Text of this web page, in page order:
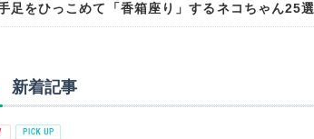
足をひっこめて「香箱座り」するネコちゃん25選
新着記事